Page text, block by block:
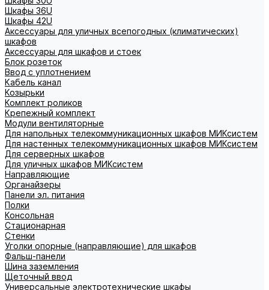
Шкафы 36U
Шкафы 42U
Аксессуары для уличных всепогодных (климатических)
шкафов
Аксессуары для шкафов и стоек
Блок розеток
Ввод с уплотнением
Кабель канал
Козырьки
Комплект роликов
Крепежный комплект
Модули вентиляторные
Для напольных телекоммуникационных шкафов МИКсистем
Для настенных телекоммуникационных шкафов МИКсистем
Для серверных шкафов
Для уличных шкафов МИКсистем
Направляющие
Органайзеры
Панели эл. питания
Полки
Консольная
Стационарная
Стенки
Уголки опорные (направляющие) для шкафов
Фальш-панели
Шина заземления
Щеточный ввод
Универсальные электротехнические шкафы